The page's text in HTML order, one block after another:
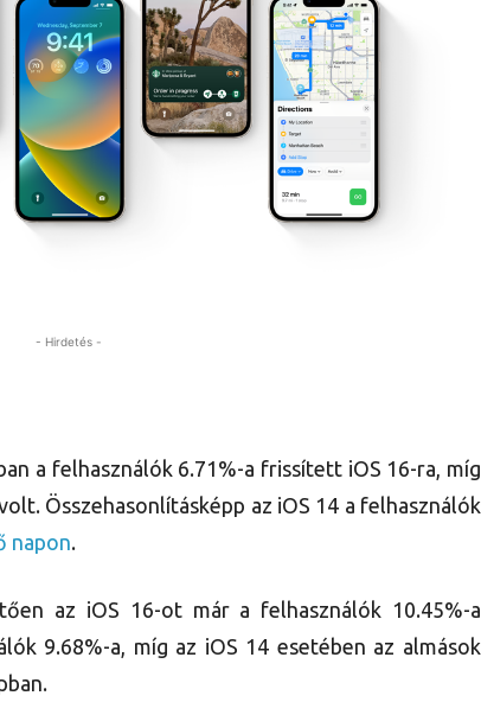
- Hirdetés -
a felhasználók 6.71%-a frissített iOS 16-ra, míg
Összehasonlításképp az iOS 14 a felhasználók
napon.
az iOS 16-ot már a felhasználók 10.45%-a
9.68%-a, míg az iOS 14 esetében az almások